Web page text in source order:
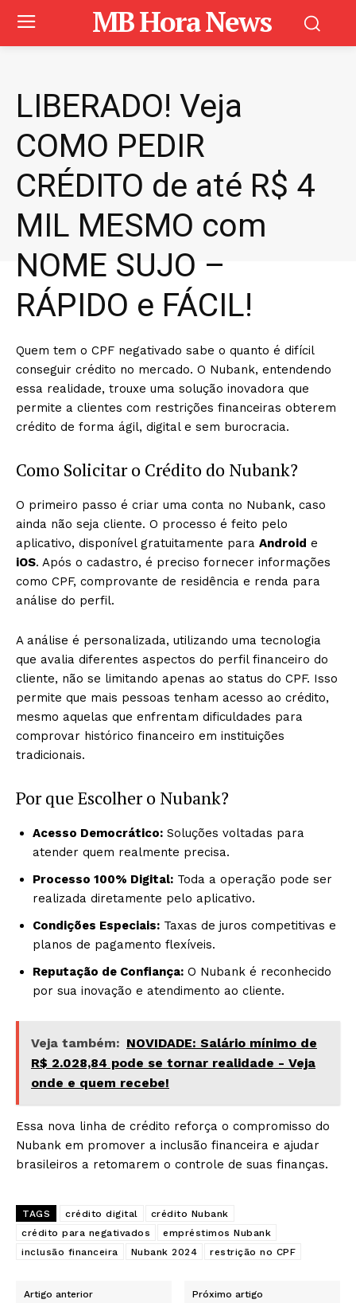
MB Hora News
LIBERADO! Veja
COMO PEDIR
CRÉDITO de até R$ 4
MIL MESMO com
NOME SUJO –
RÁPIDO e FÁCIL!
Quem tem o CPF negativado sabe o quanto é difícil
conseguir crédito no mercado. O Nubank, entendendo
essa realidade, trouxe uma solução inovadora que
permite a clientes com restrições financeiras obterem
crédito de forma ágil, digital e sem burocracia.
Como Solicitar o Crédito do Nubank?
O primeiro passo é criar uma conta no Nubank, caso
ainda não seja cliente. O processo é feito pelo
aplicativo, disponível gratuitamente para Android e
iOS. Após o cadastro, é preciso fornecer informações
como CPF, comprovante de residência e renda para
análise do perfil.
A análise é personalizada, utilizando uma tecnologia
que avalia diferentes aspectos do perfil financeiro do
cliente, não se limitando apenas ao status do CPF. Isso
permite que mais pessoas tenham acesso ao crédito,
mesmo aquelas que enfrentam dificuldades para
comprovar histórico financeiro em instituições
tradicionais.
Por que Escolher o Nubank?
Acesso Democrático: Soluções voltadas para
atender quem realmente precisa.
Processo 100% Digital: Toda a operação pode ser
realizada diretamente pelo aplicativo.
Condições Especiais: Taxas de juros competitivas e
planos de pagamento flexíveis.
Reputação de Confiança: O Nubank é reconhecido
por sua inovação e atendimento ao cliente.
Veja também: NOVIDADE: Salário mínimo de
R$ 2.028,84 pode se tornar realidade - Veja
onde e quem recebe!
Essa nova linha de crédito reforça o compromisso do
Nubank em promover a inclusão financeira e ajudar
brasileiros a retomarem o controle de suas finanças.
TAGS crédito digital
crédito Nubank
crédito para negativados
empréstimos Nubank
inclusão financeira
Nubank 2024 restrição no CPF
Artigo anterior Próximo artigo